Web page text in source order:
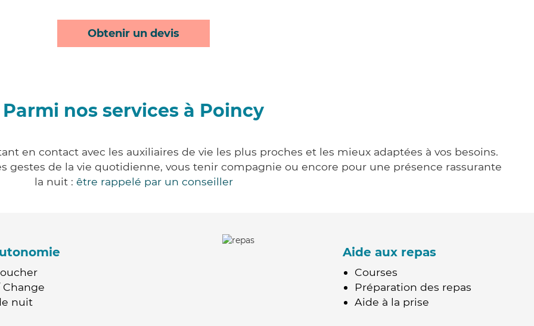
Obtenir un devis
Parmi nos services à Poincy
en contact avec les auxiliaires de vie les plus proches et les mieux adaptées à vos besoins.
gestes de la vie quotidienne, vous tenir compagnie ou encore pour une présence rassurante
la nuit : être rappelé par un conseiller
nuit
Aide aux repas
Courses
Préparation des repas
Aide à la prise